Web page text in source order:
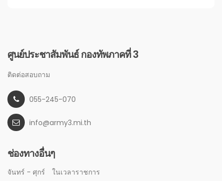
ศูนย์ประชาสัมพันธ์ กองทัพภาคที่ 3
ติดต่อสอบถาม
055-245-070
info@army3.mi.th
ช่องทางอื่นๆ
จันทร์ - ศุกร์ ในเวลาราชการ